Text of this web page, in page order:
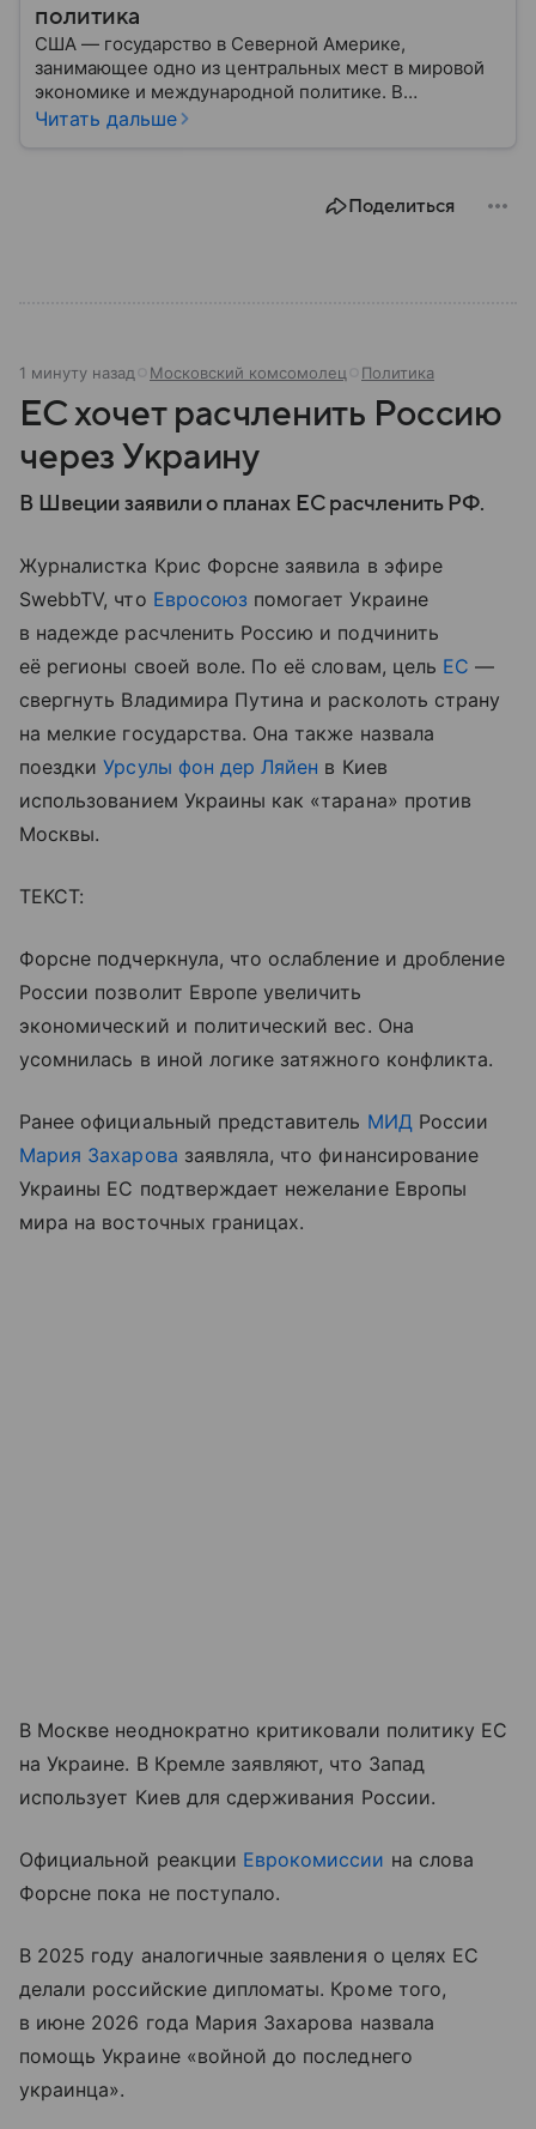
политика
США — государство в Северной Америке,
занимающее одно из центральных мест в мировой
экономике и международной политике. В
материале — основные сведения об этой стране.
Читать дальше
Поделиться
1 минуту назад Московский комсомолец Политика
ЕС хочет расчленить Россию
через Украину
В Швеции заявили о планах ЕС расчленить РФ.
Журналистка Крис Форсне заявила в эфире
SwebbTV, что Евросоюз помогает Украине
в надежде расчленить Россию и подчинить
её регионы своей воле. По её словам, цель ЕС —
свергнуть Владимира Путина и расколоть страну
на мелкие государства. Она также назвала
поездкиУрсулы фон дер Ляйен в Киев
использованием Украины как «тарана» против
Москвы.
ТЕКСТ:
Форсне подчеркнула, что ослабление и дробление
России позволит Европе увеличить
экономический и политический вес. Она
усомнилась в иной логике затяжного конфликта.
Ранее официальный представитель МИД России
Мария Захарова заявляла, что финансирование
Украины ЕС подтверждает нежелание Европы
мира на восточных границах.
В Москве неоднократно критиковали политику ЕС
на Украине. В Кремле заявляют, что Запад
использует Киев для сдерживания России.
Официальной реакции Еврокомиссии на слова
Форсне пока не поступало.
В 2025 году аналогичные заявления о целях ЕС
делали российские дипломаты. Кроме того,
в июне 2026 года Мария Захарова назвала
помощь Украине «войной до последнего
украинца».